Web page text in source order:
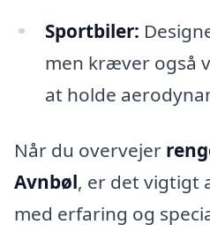
Sportbiler:
men kræver også
at holde
Når du overvejer
Avnbøl, er det vigtigt
med erfaring og